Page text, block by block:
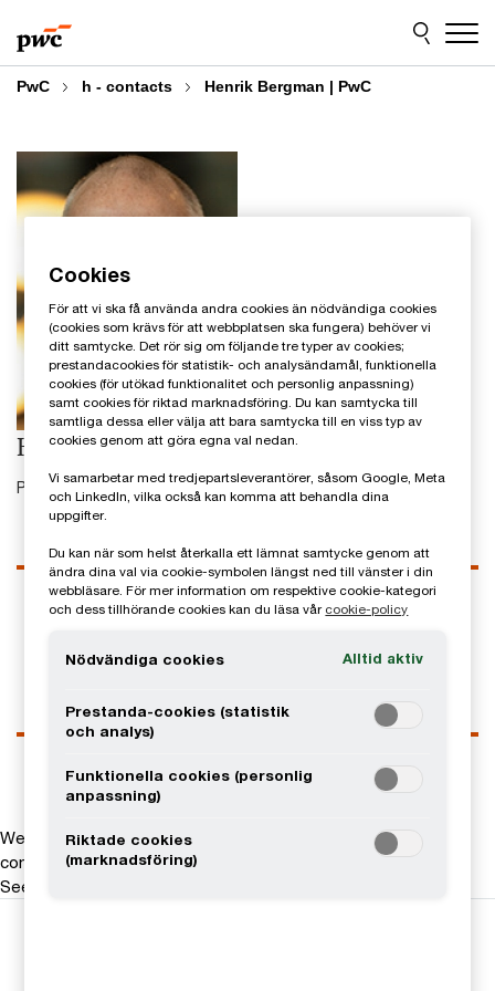
to
content
to
footer
PwC h - contacts Henrik Bergman | PwC
Henrik Bergman
Partner skatt, PwC Sverige
Kontaktuppgifter
Email
We help you meet tomorrow’s tech demands
so you can
compete at a speed that rewrites the rules
See how
Cookies
För att vi ska få använda andra cookies än nödvändiga cookies
(cookies som krävs för att webbplatsen ska fungera) behöver vi
ditt samtycke. Det rör sig om följande tre typer av cookies;
prestandacookies för statistik- och analysändamål, funktionella
cookies (för utökad funktionalitet och personlig anpassning)
samt cookies för riktad marknadsföring. Du kan samtycka till
samtliga dessa eller välja att bara samtycka till en viss typ av
cookies genom att göra egna val nedan.
Vi samarbetar med tredjepartsleverantörer, såsom Google, Meta
och LinkedIn, vilka också kan komma att behandla dina
uppgifter.
Du kan när som helst återkalla ett lämnat samtycke genom att
ändra dina val via cookie-symbolen längst ned till vänster i din
webbläsare. För mer information om respektive cookie-kategori
och dess tillhörande cookies kan du läsa vår cookie-policy
Nödvändiga cookies Alltid aktiv
Prestanda-cookies (statistik
och analys)
Funktionella cookies (personlig
anpassning)
Riktade cookies
(marknadsföring)